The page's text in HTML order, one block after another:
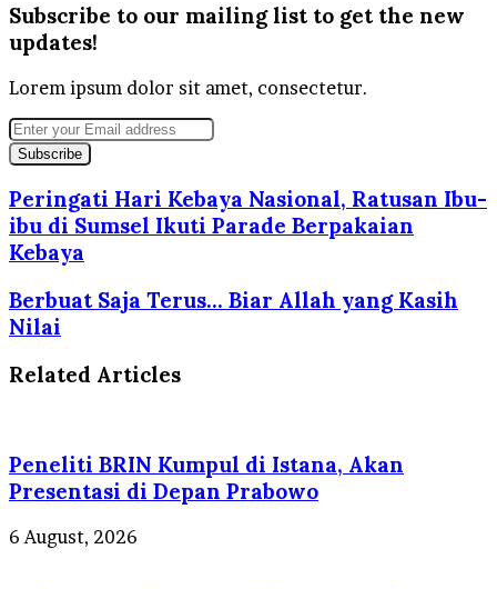
Subscribe to our mailing list to get the new
updates!
Lorem ipsum dolor sit amet, consectetur.
Enter
your
Email
address
Peringati Hari Kebaya Nasional, Ratusan Ibu-
ibu di Sumsel Ikuti Parade Berpakaian
Kebaya
Berbuat Saja Terus… Biar Allah yang Kasih
Nilai
Related Articles
Peneliti BRIN Kumpul di Istana, Akan
Presentasi di Depan Prabowo
6 August, 2026